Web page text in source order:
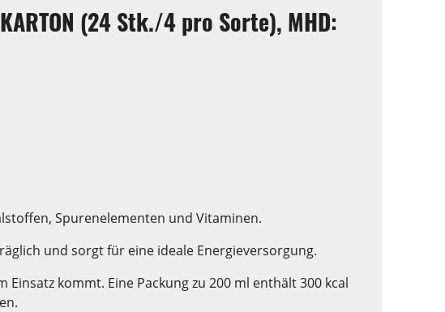
(24 Stk./4 pro Sorte), MHD:
Spurenelementen und Vitaminen.
und sorgt für eine ideale Energieversorgung.
kommt. Eine Packung zu 200 ml enthält 300 kcal